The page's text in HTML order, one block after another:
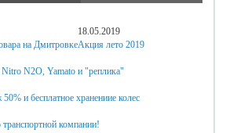
на Дмитровке
18.05.2019
Акция лето 2019
N2O, Yamato и "реплика"
и бесплатное хранениие колес
транспортной компании!